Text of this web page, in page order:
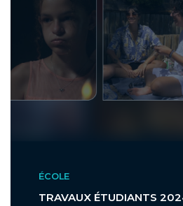
ÉCOLE
TRAVAUX ÉTUDIANTS